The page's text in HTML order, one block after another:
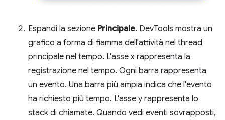
Espandi la sezione Principale. DevTools mostra un
grafico a forma di fiamma dell'attività nel thread
principale nel tempo. L'asse x rappresenta la
registrazione nel tempo. Ogni barra rappresenta
un evento. Una barra più ampia indica che l'evento
ha richiesto più tempo. L'asse y rappresenta lo
stack di chiamate. Quando vedi eventi sovrapposti,